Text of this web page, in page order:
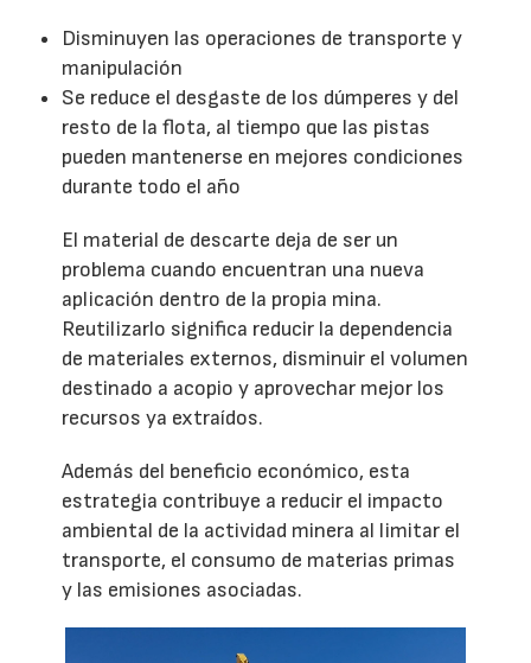
Disminuyen las operaciones de transporte y
manipulación
Se reduce el desgaste de los dúmperes y del
resto de la flota, al tiempo que las pistas
pueden mantenerse en mejores condiciones
durante todo el año
El material de descarte deja de ser un
problema cuando encuentran una nueva
aplicación dentro de la propia mina.
Reutilizarlo significa reducir la dependencia
de materiales externos, disminuir el volumen
destinado a acopio y aprovechar mejor los
recursos ya extraídos.
Además del beneficio económico, esta
estrategia contribuye a reducir el impacto
ambiental de la actividad minera al limitar el
transporte, el consumo de materias primas
y las emisiones asociadas.